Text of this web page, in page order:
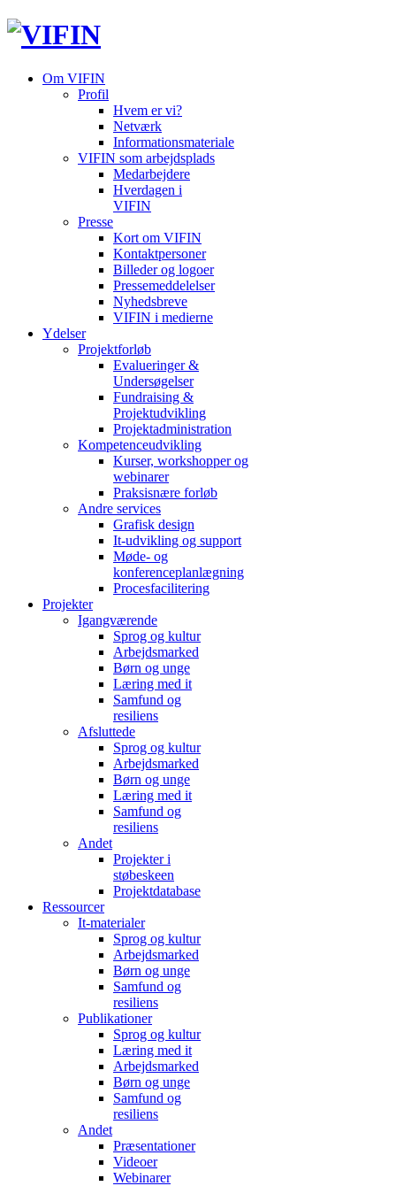
Om VIFIN
Profil
Hvem er vi?
Netværk
Informationsmateriale
VIFIN som arbejdsplads
Medarbejdere
Hverdagen i
VIFIN
Presse
Kort om VIFIN
Kontaktpersoner
Billeder og logoer
Pressemeddelelser
Nyhedsbreve
VIFIN i medierne
Ydelser
Projektforløb
Evalueringer &
Undersøgelser
Fundraising &
Projektudvikling
Projektadministration
Kompetenceudvikling
Kurser, workshopper og
webinarer
Praksisnære forløb
Andre services
Grafisk design
It-udvikling og support
Møde- og
konferenceplanlægning
Procesfacilitering
Projekter
Igangværende
Sprog og kultur
Arbejdsmarked
Børn og unge
Læring med it
Samfund og
resiliens
Afsluttede
Sprog og kultur
Arbejdsmarked
Børn og unge
Læring med it
Samfund og
resiliens
Andet
Projekter i
støbeskeen
Projektdatabase
Ressourcer
It-materialer
Sprog og kultur
Arbejdsmarked
Børn og unge
Samfund og
resiliens
Publikationer
Sprog og kultur
Læring med it
Arbejdsmarked
Børn og unge
Samfund og
resiliens
Andet
Præsentationer
Videoer
Webinarer